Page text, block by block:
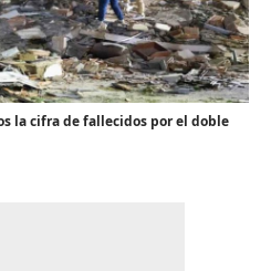
la cifra de fallecidos por el doble